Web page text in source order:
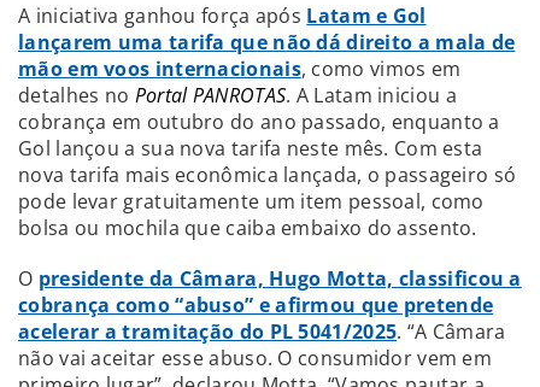
A iniciativa ganhou força após Latam e Gol
lançarem uma tarifa que não dá direito a mala de
mão em voos internacionais, como vimos em
detalhes no Portal PANROTAS. A Latam iniciou a
cobrança em outubro do ano passado, enquanto a
Gol lançou a sua nova tarifa neste mês. Com esta
nova tarifa mais econômica lançada, o passageiro só
pode levar gratuitamente um item pessoal, como
bolsa ou mochila que caiba embaixo do assento.
O presidente da Câmara, Hugo Motta, classificou a
cobrança como “abuso” e afirmou que pretende
acelerar a tramitação do PL 5041/2025. “A Câmara
não vai aceitar esse abuso. O consumidor vem em